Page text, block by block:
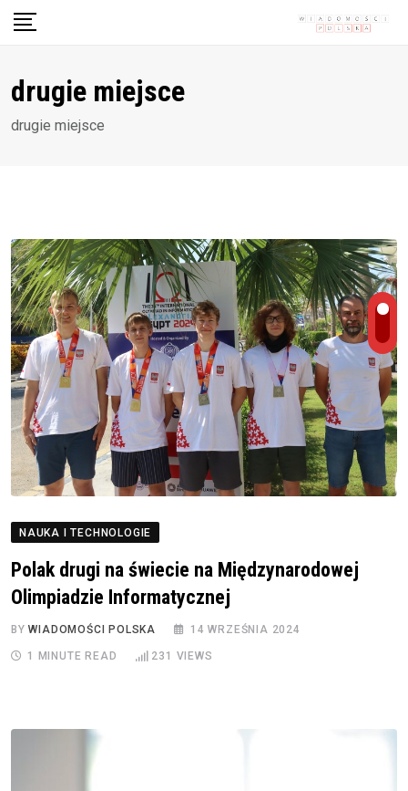
Skip
drugie miejsce
drugie miejsce
NAUKA I TECHNOLOGIE
Polak drugi na świecie na Międzynarodowej
Olimpiadzie Informatycznej
BYWIADOMOŚCI POLSKA 14 WRZEŚNIA 2024
1 MINUTE READ 231 VIEWS